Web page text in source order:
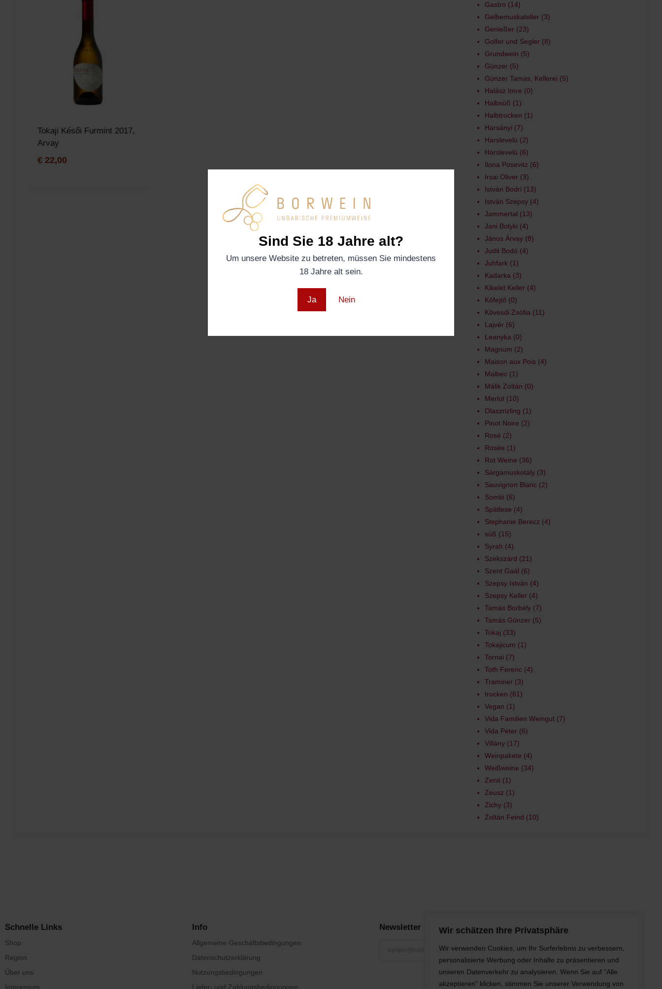
Wir schätzen Ihre Privatsphäre
Wir verwenden Cookies, um Ihr Surferlebnis zu verbessern,
personalisierte Werbung oder Inhalte zu präsentieren und
unseren Datenverkehr zu analysieren. Wenn Sie auf "Alle
akzeptieren" klicken, stimmen Sie unserer Verwendung von
Sind Sie 18 Jahre alt?
Um unsere Website zu betreten, müssen Sie mindestens
18 Jahre alt sein.
Ja Nein
Tokaji Késői Furmint 2017,
Arvay
€22,00
Gastro
14
Gelbemuskateller
3
Genießer
23
Golfer und Segler
8
Grundwein
5
Günzer
5
Günzer Tamas, Kellerei
5
Halász Imre
0
Halbsüß
1
Halbtrocken
1
Harsányi
7
Harslevelü
2
Hárslevelü
6
Ilona Posevitz
6
Irsai Oliver
3
István Bodri
13
István Szepsy 4
Jammertal
13
Jani Bolyki
4
János Árvay
8
Judit Bodó
4
Juhfark
1
Kadarka
3
Kikelet Keller 4
Kőfejtő
0
Kövesdi Zsófia
11
Lajvér
6
Leanyka
0
Magnum
2
Maison aux Pois 4
Malbec
1
Málik Zoltán
0
Merlot
10
Olaszrizling
1
Pinot Noire
2
Rosé
2
Rosée
1
Rot Weine
36
Sárgamuskotály
3
Sauvignon Blanc
2
Somló
6
Spätlese
4
Stephanie Berecz
4
süß
15
Syrah
4
Szekszárd
21
Szent Gaál
6
Szepsy István
4
Szepsy Keller 4
Tamás Borbély
7
Tamás Günzer
5
Tokaj
33
Tokajicum
1
Tornai
7
Toth Ferenc 4
Traminer
3
trocken
61
Vegan
1
Vida Familien Weingut
7
Vida Péter
6
Villány
17
Weinpakete
4
Weißweine
34
Zenit
1
Zeusz
1
Zichy
3
Zoltán Feind
10
Schnelle Links
Shop
Region
Über uns
Impressum
Info
Allgemeine Geschäftsbedingungen
Datenschutzerklärung
Nutzungsbedingungen
Liefer- und Zahlungsbedingungen
Newsletter
Abonnieren